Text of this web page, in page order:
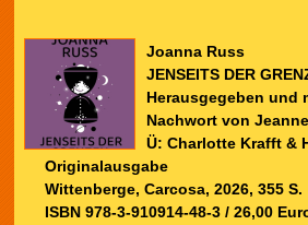
Joanna Russ
JENSEITS DER
Herausgegeben und
Nachwort von
Ü: Charlotte Krafft &
Originalausgabe
Wittenberge, Carcosa, 2026, 355 S.
ISBN 978-3-910914-48-3 / 26,00